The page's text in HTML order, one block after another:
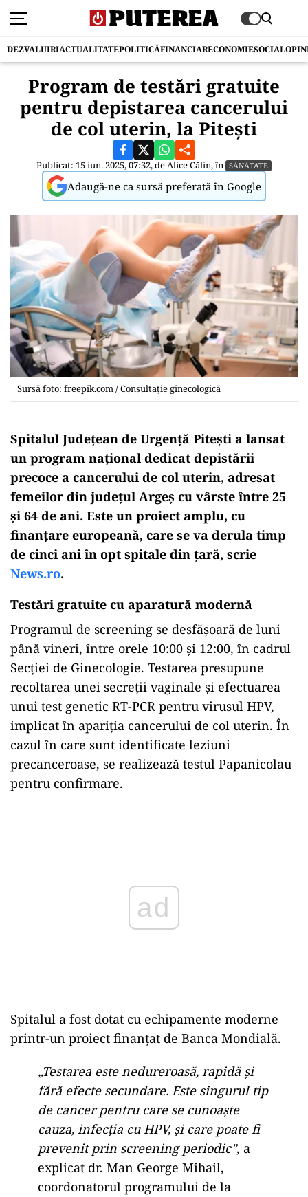
DEZVALUIRIACTUALITATEPOLITICĂFINANCIARECONOMIESOCIAL
Program de testări gratuite
pentru depistarea cancerului
de col uterin, la Pitești
Publicat: 15 iun. 2025, 07:32, deAlice Călin, în SĂNĂTATE
Adaugă-ne ca sursă preferată în Google
Sursă foto: freepik.com / Consultație ginecologică
Spitalul Județean de Urgență Pitești a lansat
un program național dedicat depistării
precoce a cancerului de col uterin, adresat
femeilor din județul Argeș cu vârste între 25
și 64 de ani. Este un proiect amplu, cu
finanțare europeană, care se va derula timp
de cinci ani în opt spitale din țară, scrie
News.ro.
Testări gratuite cu aparatură modernă
Programul de screening se desfășoară de luni
până vineri, între orele 10:00 și 12:00, în cadrul
Secției de Ginecologie. Testarea presupune
recoltarea unei secreții vaginale și efectuarea
unui test genetic RT-PCR pentru virusul HPV,
implicat în apariția cancerului de col uterin. În
cazul în care sunt identificate leziuni
precanceroase, se realizează testul Papanicolau
pentru confirmare.
Spitalul a fost dotat cu echipamente moderne
printr-un proiect finanțat de Banca Mondială.
„Testarea este nedureroasă, rapidă și
fără efecte secundare. Este singurul tip
de cancer pentru care se cunoaște
cauza, infecția cu HPV, și care poate fi
prevenit prin screening periodic”, a
explicat dr. Man George Mihail,
coordonatorul programului de la